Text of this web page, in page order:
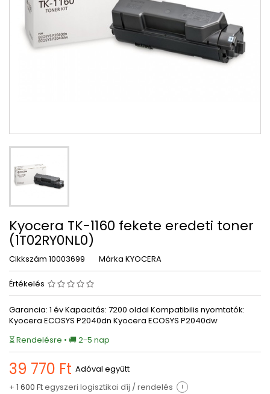
Kyocera TK-1160 fekete eredeti toner
(1T02RY0NL0)
Cikkszám 10003699 Márka KYOCERA
Értékelés
Garancia: 1 év Kapacitás: 7200 oldal Kompatibilis nyomtatók:
Kyocera ECOSYS P2040dn Kyocera ECOSYS P2040dw
⏳ Rendelésre • 🚚 2-5 nap
39 770 Ft Adóval együtt
+ 1 600 Ftegyszeri logisztikai díj / rendelés i